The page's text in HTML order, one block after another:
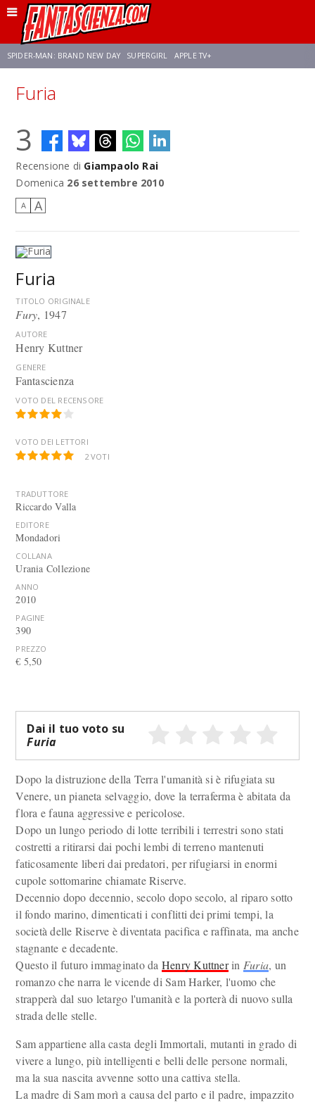
SPIDER-MAN: BRAND NEW DAY SUPERGIRL APPLE TV+
FRANCO RICCIARDIELLO
NETFLIX SADIE SINK STAR TREK: STRANGE NEW WORLDS
Furia
3
Recensione di Giampaolo Rai
Domenica 26 settembre 2010
A A
Furia
TITOLO ORIGINALE
Fury, 1947
AUTORE
Henry Kuttner
GENERE
Fantascienza
VOTO DEL RECENSORE
VOTO DEI LETTORI
2VOTI
TRADUTTORE
Riccardo Valla
EDITORE
Mondadori
COLLANA
Urania Collezione
ANNO
2010
PAGINE
390
PREZZO
€ 5,50
Dai il tuo voto su
Furia
Dopo la distruzione della Terra l'umanità si è rifugiata su
Venere, un pianeta selvaggio, dove la terraferma è abitata da
flora e fauna aggressive e pericolose.
Dopo un lungo periodo di lotte terribili i terrestri sono stati
costretti a ritirarsi dai pochi lembi di terreno mantenuti
faticosamente liberi dai predatori, per rifugiarsi in enormi
cupole sottomarine chiamate Riserve.
Decennio dopo decennio, secolo dopo secolo, al riparo sotto
il fondo marino, dimenticati i conflitti dei primi tempi, la
società delle Riserve è diventata pacifica e raffinata, ma anche
stagnante e decadente.
Questo il futuro immaginato da Henry Kuttnerin Furia, un
romanzo che narra le vicende di Sam Harker, l'uomo che
strapperà dal suo letargo l'umanità e la porterà di nuovo sulla
strada delle stelle.
Sam appartiene alla casta degli Immortali, mutanti in grado di
vivere a lungo, più intelligenti e belli delle persone normali,
ma la sua nascita avvenne sotto una cattiva stella.
La madre di Sam morì a causa del parto e il padre, impazzito